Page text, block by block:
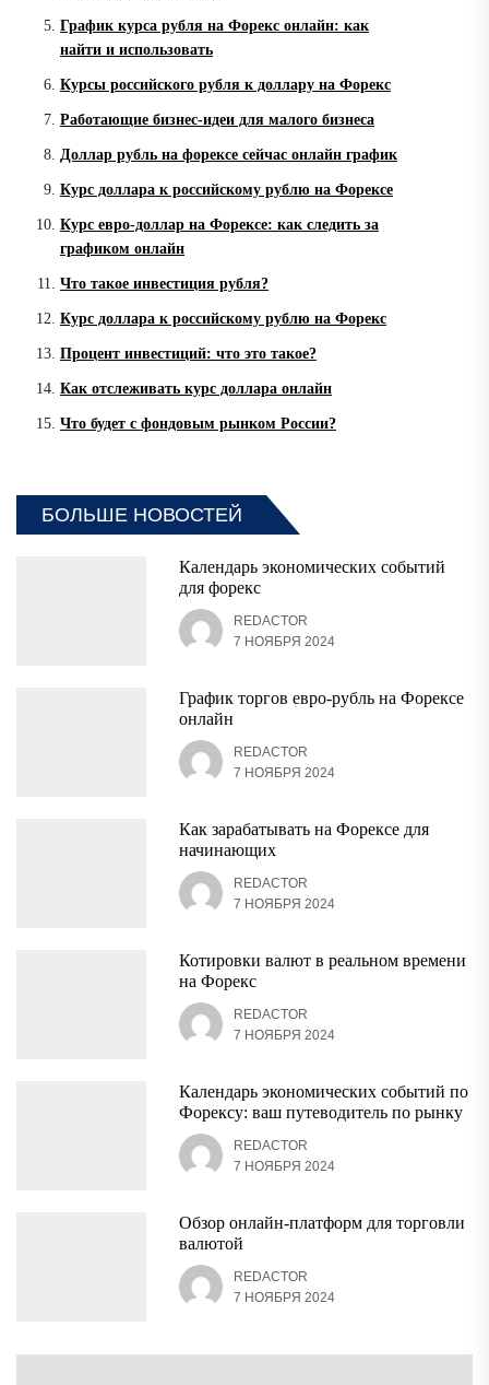
График курса рубля на Форекс онлайн: как
найти и использовать
Курсы российского рубля к доллару на Форекс
Работающие бизнес-идеи для малого бизнеса
Доллар рубль на форексе сейчас онлайн график
Курс доллара к российскому рублю на Форексе
Курс евро-доллар на Форексе: как следить за
графиком онлайн
Что такое инвестиция рубля?
Курс доллара к российскому рублю на Форекс
Процент инвестиций: что это такое?
Как отслеживать курс доллара онлайн
Что будет с фондовым рынком России?
БОЛЬШЕ НОВОСТЕЙ
Календарь экономических событий
для форекс
REDACTOR
7 НОЯБРЯ 2024
График торгов евро-рубль на Форексе
онлайн
REDACTOR
7 НОЯБРЯ 2024
Как зарабатывать на Форексе для
начинающих
REDACTOR
7 НОЯБРЯ 2024
Котировки валют в реальном времени
на Форекс
REDACTOR
7 НОЯБРЯ 2024
Календарь экономических событий по
Форексу: ваш путеводитель по рынку
REDACTOR
7 НОЯБРЯ 2024
Обзор онлайн-платформ для торговли
валютой
REDACTOR
7 НОЯБРЯ 2024